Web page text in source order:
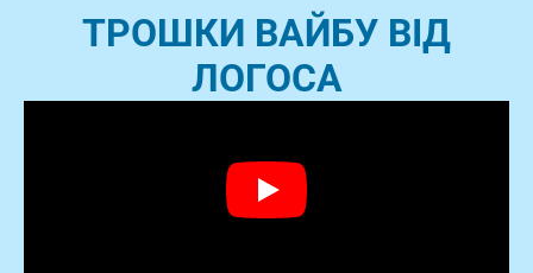
ТРОШКИ ВАЙБУ ВІД
ЛОГОСА